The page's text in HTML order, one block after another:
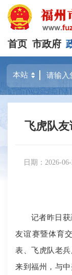
首页 市政府
飞虎队
日期：2026-
记者昨日
友谊赛暨体育
表、飞虎队老
来到福州，与